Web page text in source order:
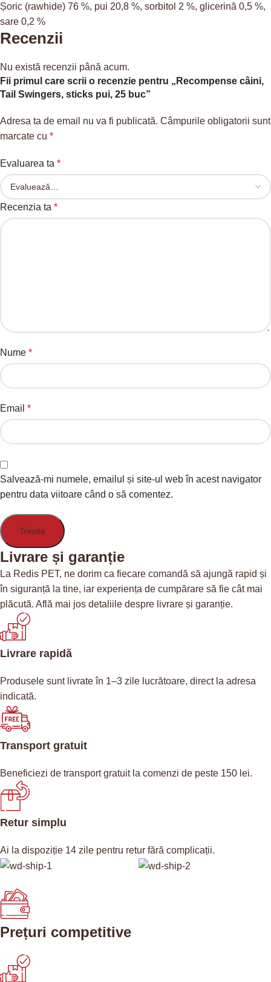
Șoric (rawhide) 76 %, pui 20,8 %, sorbitol 2 %, glicerină 0,5 %,
sare 0,2 %
Recenzii
Nu există recenzii până acum.
Fii primul care scrii o recenzie pentru „Recompense câini,
Tail Swingers, sticks pui, 25 buc”
Adresa ta de email nu va fi publicată. Câmpurile obligatorii sunt
marcate cu *
Evaluarea ta *
Recenzia ta *
Nume *
Email *
Salvează-mi numele, emailul și site-ul web în acest navigator
pentru data viitoare când o să comentez.
Livrare și garanție
La Redis PET, ne dorim ca fiecare comandă să ajungă rapid și
în siguranță la tine, iar experiența de cumpărare să fie cât mai
plăcută. Află mai jos detaliile despre livrare și garanție.
Livrare rapidă
Produsele sunt livrate în 1–3 zile lucrătoare, direct la adresa
indicată.
Transport gratuit
Beneficiezi de transport gratuit la comenzi de peste 150 lei.
Retur simplu
Ai la dispoziție 14 zile pentru retur fără complicații.
Prețuri competitive